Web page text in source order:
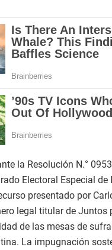
la Resolución N.°
Electoral Especial de
presentado por
legal titular de Juntos
de las mesas de
La impugnación